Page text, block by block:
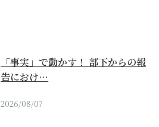
「事実」で動かす！ 部下からの報
告におけ…
2026/08/07